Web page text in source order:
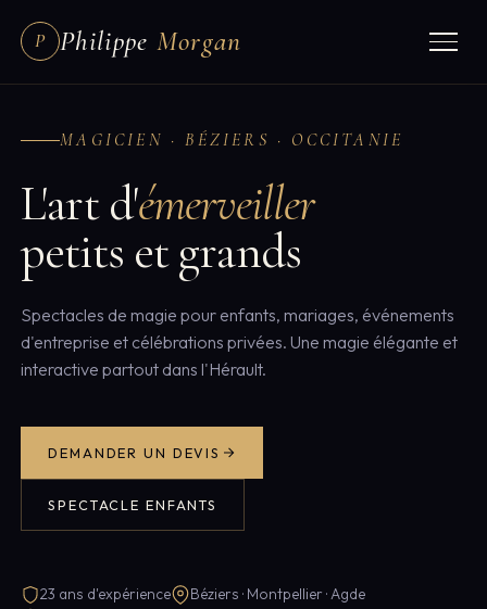
P Philippe Morgan
MAGICIEN · BÉZIERS · OCCITANIE
L'art d'émerveiller
petits et grands
Spectacles de magie pour enfants, mariages, événements
d'entreprise et célébrations privées. Une magie élégante et
interactive partout dans l'Hérault.
DEMANDER UN DEVIS
SPECTACLE ENFANTS
23 ans d'expérience
Béziers · Montpellier · Agde